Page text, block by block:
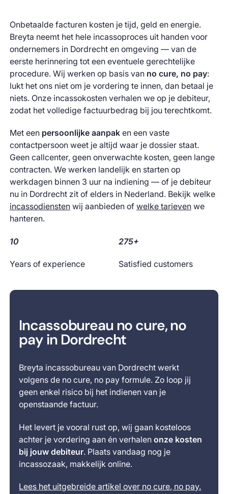
Onbetaalde facturen kosten je tijd, geld en energie.
Breyta neemt het hele incassoproces uit handen voor
ondernemers in Dordrecht en omgeving — van de
eerste herinnering tot een eventuele gerechtelijke
procedure. Wij werken op basis van no cure, no pay:
lukt het ons niet om je vordering te innen, dan betaal je
niets. Onze incassokosten verhalen we op je debiteur,
zodat het volledige factuurbedrag bij jou terechtkomt.
Met een persoonlijke aanpaken een vaste
contactpersoon weet je altijd waar je dossier staat.
Geen callcenter, geen onverwachte kosten, geen lange
contracten. We werken landelijk en starten op
werkdagen binnen 3 uur na indiening — of je debiteur
nu in Dordrecht zit of elders in Nederland. Bekijk welke
incassodienstenwij aanbieden of welke tarievenwe
hanteren.
10
Years of experience
275+
Satisfied customers
Incassobureau no cure, no
pay in Dordrecht
Breyta incassobureau van Dordrecht werkt
volgens de no cure, no pay formule. Zo loop jij
geen enkel risico bij het indienen van je
openstaande factuur.
Het levert je vooral rust op, wij gaan kosteloos
achter je vordering aan én verhalenonze kosten
bij jouw debiteur. Plaats vandaag nog je
incassozaak, makkelijk online.
Lees het uitgebreide artikel over no cure, no pay.